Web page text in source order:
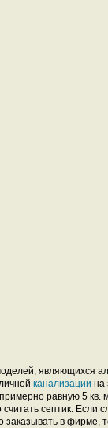
являющихся
канализации на
равную 5 кв.
септик. Если
заказывать в фирме,